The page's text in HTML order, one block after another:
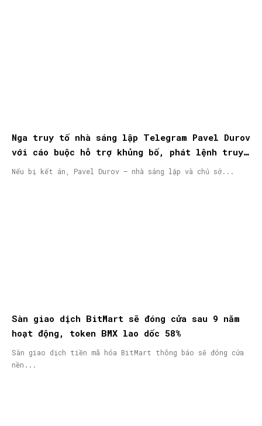
Nga truy tố nhà sáng lập Telegram Pavel Durov
với cáo buộc hỗ trợ khủng bố, phát lệnh truy
nã quốc tế
Nếu bị kết án, Pavel Durov – nhà sáng lập và chủ sở...
Sàn giao dịch BitMart sẽ đóng cửa sau 9 năm
hoạt động, token BMX lao dốc 58%
Sàn giao dịch tiền mã hóa BitMart thông báo sẽ đóng cửa
nền...